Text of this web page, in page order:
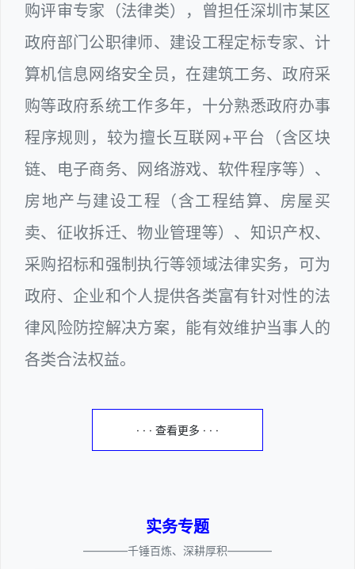
购评审专家（法律类），曾担任深圳市某区
政府部门公职律师、建设工程定标专家、计
算机信息网络安全员，在建筑工务、政府采
购等政府系统工作多年，十分熟悉政府办事
程序规则，较为擅长互联网+平台（含区块
链、电子商务、网络游戏、软件程序等）、
房地产与建设工程（含工程结算、房屋买
卖、征收拆迁、物业管理等）、知识产权、
采购招标和强制执行等领域法律实务，可为
政府、企业和个人提供各类富有针对性的法
律风险防控解决方案，能有效维护当事人的
各类合法权益。
· · · 查看更多 · · ·
实务专题
————千锤百炼、深耕厚积————